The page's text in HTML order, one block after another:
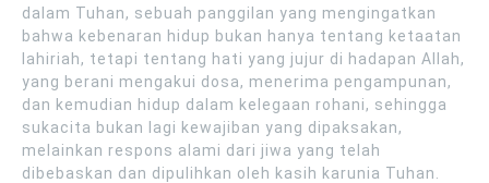
dalam Tuhan, sebuah panggilan yang mengingatkan
bahwa kebenaran hidup bukan hanya tentang ketaatan
lahiriah, tetapi tentang hati yang jujur di hadapan Allah,
yang berani mengakui dosa, menerima pengampunan,
dan kemudian hidup dalam kelegaan rohani, sehingga
sukacita bukan lagi kewajiban yang dipaksakan,
melainkan respons alami dari jiwa yang telah
dibebaskan dan dipulihkan oleh kasih karunia Tuhan.